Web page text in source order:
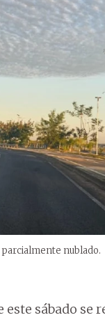
nublado.
sábado se